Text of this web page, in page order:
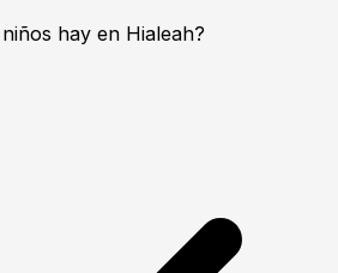
hay en Hialeah?